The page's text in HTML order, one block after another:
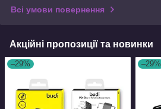
Всі умови повернення
Акційні пропозиції та новинки
–29% –29%